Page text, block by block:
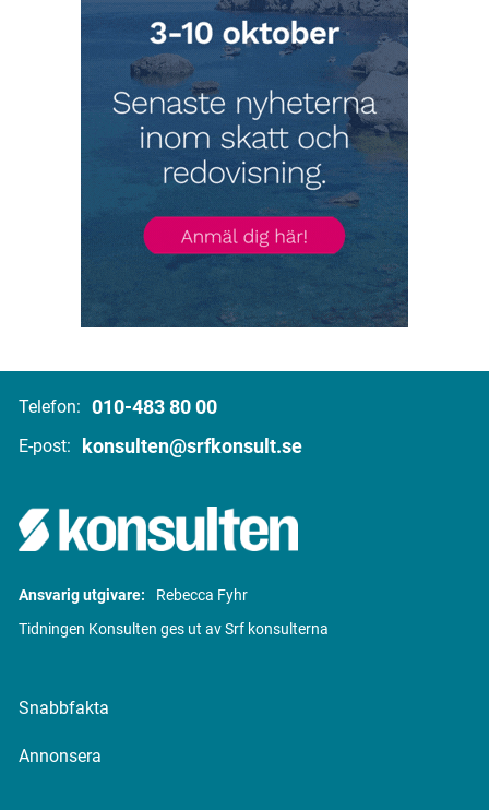
Telefon: 010-483 80 00
E-post: konsulten@srfkonsult.se
Ansvarig utgivare:
Rebecca Fyhr
Tidningen Konsulten ges ut av Srf konsulterna
Snabbfakta
Annonsera